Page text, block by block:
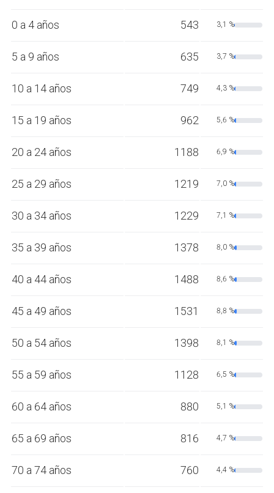
0 a 4 años 543 3,1 %
5 a 9 años 635 3,7 %
10 a 14 años 749 4,3 %
15 a 19 años 962 5,6 %
20 a 24 años 1188 6,9 %
25 a 29 años 1219 7,0 %
30 a 34 años 1229 7,1 %
35 a 39 años 1378 8,0 %
40 a 44 años 1488 8,6 %
45 a 49 años 1531 8,8 %
50 a 54 años 1398 8,1 %
55 a 59 años 1128 6,5 %
60 a 64 años 880 5,1 %
65 a 69 años 816 4,7 %
70 a 74 años 760 4,4 %